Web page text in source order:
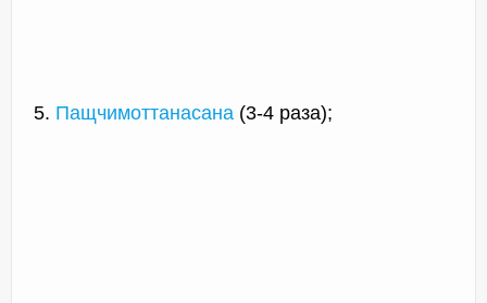
5. Пащчимоттанасана (3-4 раза);